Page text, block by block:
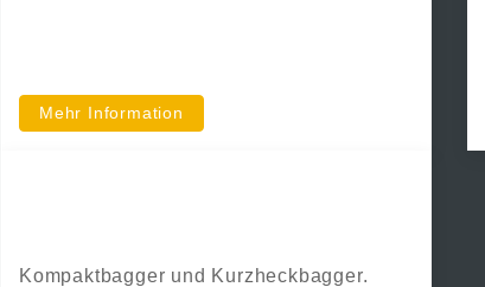
Mehr Information
Kompaktbagger und Kurzheckbagger.